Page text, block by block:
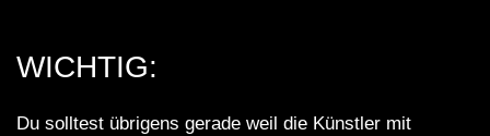
WICHTIG:
Du solltest übrigens gerade weil die Künstler mit